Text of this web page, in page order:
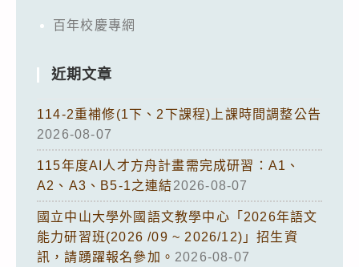
百年校慶專網
近期文章
114-2重補修(1下、2下課程)上課時間調整公告
2026-08-07
115年度AI人才方舟計畫需完成研習：A1、
A2、A3、B5-1之連結2026-08-07
國立中山大學外國語文教學中心「2026年語文
能力研習班(2026 /09 ~ 2026/12)」招生資
訊，請踴躍報名參加。 2026-08-07